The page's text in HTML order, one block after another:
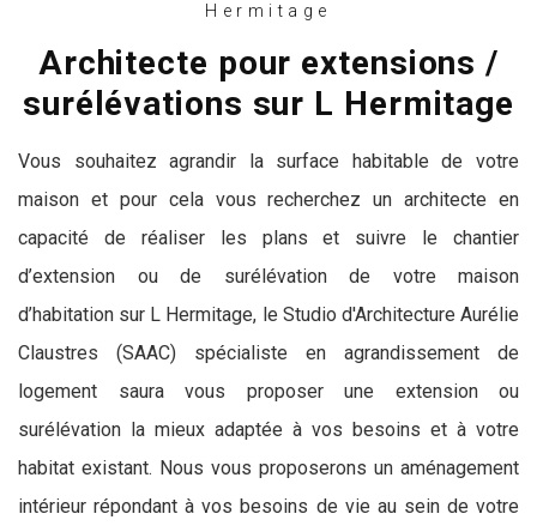
Hermitage
Architecte pour extensions /
surélévations sur L Hermitage
Vous souhaitez agrandir la surface habitable de votre
maison et pour cela vous recherchez un architecte en
capacité de réaliser les plans et suivre le chantier
d’extension ou de surélévation de votre maison
d’habitation sur L Hermitage, le Studio d'Architecture Aurélie
Claustres (SAAC) spécialiste en agrandissement de
logement saura vous proposer une extension ou
surélévation la mieux adaptée à vos besoins et à votre
habitat existant. Nous vous proposerons un aménagement
intérieur répondant à vos besoins de vie au sein de votre